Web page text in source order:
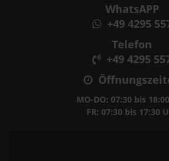
WhatsAPP
+49 4295
Telefon
+49 4295
MO-DO: 07:30 bis
FR: 07:30 bis 17:30